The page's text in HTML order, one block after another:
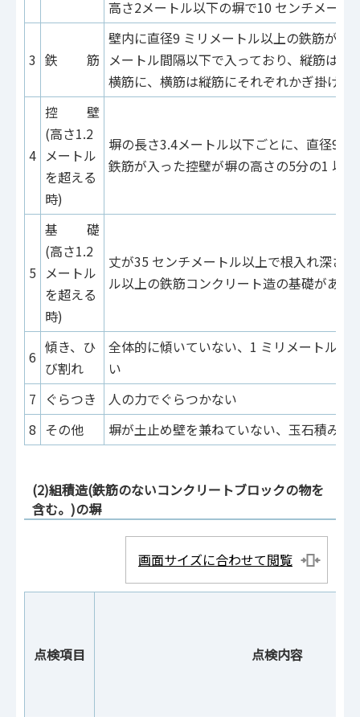
高さ2メートル以下の塀で10 センチメート
3 鉄 筋
壁内に直径9 ミリメートル以上の鉄筋が、
メートル間隔以下で入っており、縦筋は壁
横筋に、横筋は縦筋にそれぞれかぎ掛けさ
4
控 壁
(高さ1.2
メートル
を超える
時)
塀の長さ3.4メートル以下ごとに、直径9
鉄筋が入った控壁が塀の高さの5分の1 以
5
基 礎
(高さ1.2
メートル
を超える
時)
丈が35 センチメートル以上で根入れ深さ
ル以上の鉄筋コンクリート造の基礎がある
6
傾き、ひ
び割れ
全体的に傾いていない、1 ミリメートル以
い
7
ぐらつき
人の力でぐらつかない
8 その他 塀が土止め壁を兼ねていない、玉石積み擁
(2)組積造(鉄筋のないコンクリートブロックの物を
含む。)の塀
画面サイズに合わせて閲覧
点検項目 点検内容